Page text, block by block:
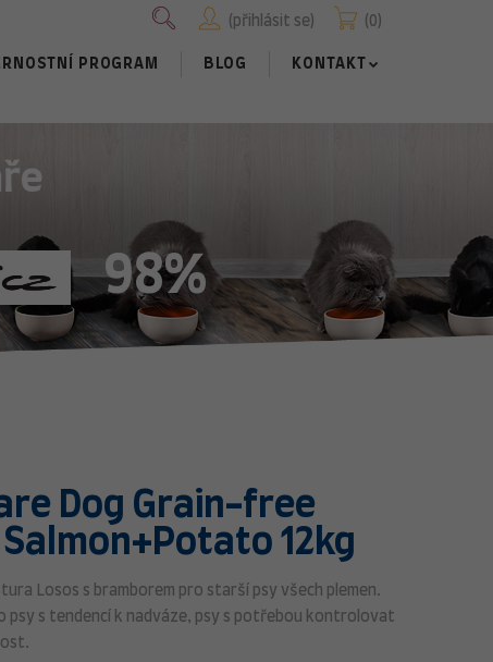
0
přihlásit se
PROGRAM BLOG KONTAKT
98%
Dog Grain-free
12kg
Losos s bramborem pro starší psy všech plemen.
psy s tendencí k nadváze, psy s potřebou kontrolovat